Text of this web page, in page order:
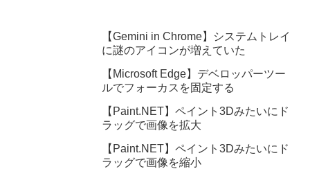
【Gemini in Chrome】システムトレイ
に謎のアイコンが増えていた
【Microsoft Edge】デベロッパーツー
ルでフォーカスを固定する
【Paint.NET】ペイント3Dみたいにド
ラッグで画像を拡大
【Paint.NET】ペイント3Dみたいにド
ラッグで画像を縮小